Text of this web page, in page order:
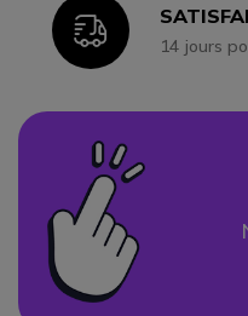
Icon14 jours